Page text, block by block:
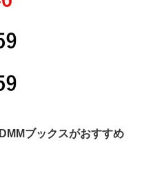
DMMブックスがおすすめ